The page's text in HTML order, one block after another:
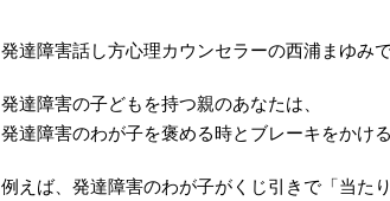
発達障害話し方心理カウンセラーの西浦まゆみで
発達障害の子どもを持つ親のあなたは、
発達障害のわが子を褒める時とブレーキをかけ
例えば、発達障害のわが子がくじ引きで「当た